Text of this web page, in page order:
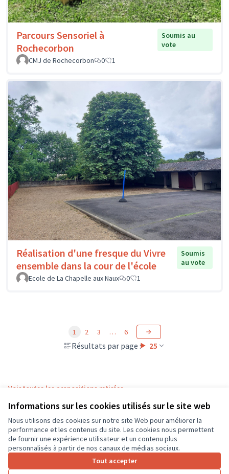
Informations sur les cookies utilisés sur le site web
Nous utilisons des cookies sur notre site Web pour améliorer la
performance et les contenus du site. Les cookies nous permettent
de fournir une expérience utilisateur et un contenu plus
personnalisés à partir de nos canaux de médias sociaux.
Tout accepter
Parcours Sensoriel à
Rochecorbon
Soumis au
vote
CMJ de Rochecorbon
0 1
Réalisation d'une fresque du Vivre
ensemble dans la cour de l'école
Soumis
au vote
Ecole de La Chapelle aux Naux
0 1
Résultats par page : 25
1 2 3 … 6
Voir toutes les propositions retirées
Conditions d'utilisation
Paramètres des cookies
CD37 sur X
(Lien externe)
CD37 sur Facebook
CD37 sur Instagram
CD37 sur YouTube
(Lien externe)